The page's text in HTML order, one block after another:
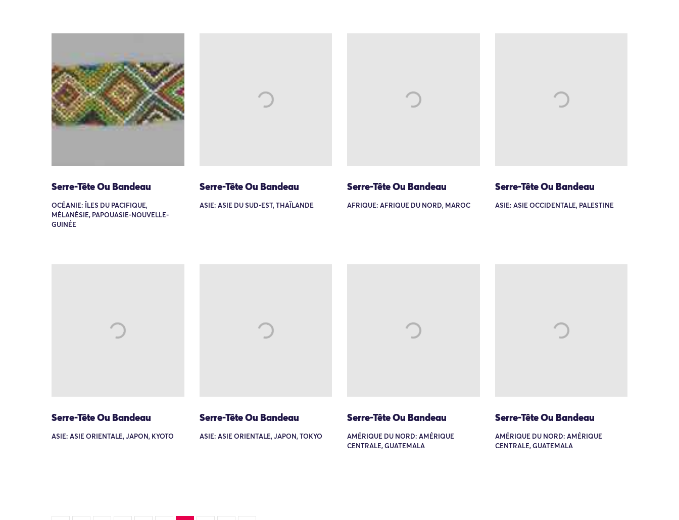
Serre-Tête Ou Bandeau
OCÉANIE: ÎLES DU PACIFIQUE,
MÉLANÉSIE, PAPOUASIE-NOUVELLE-
GUINÉE
Serre-Tête Ou Bandeau
ASIE: ASIE DU SUD-EST, THAÏLANDE
Serre-Tête Ou Bandeau
AFRIQUE: AFRIQUE DU NORD, MAROC
Serre-Tête Ou Bandeau
ASIE: ASIE OCCIDENTALE, PALESTINE
Serre-Tête Ou Bandeau
ASIE: ASIE ORIENTALE, JAPON, KYOTO
Serre-Tête Ou Bandeau
ASIE: ASIE ORIENTALE, JAPON, TOKYO
Serre-Tête Ou Bandeau
AMÉRIQUE DU NORD: AMÉRIQUE
CENTRALE, GUATEMALA
Serre-Tête Ou Bandeau
AMÉRIQUE DU NORD: AMÉRIQUE
CENTRALE, GUATEMALA